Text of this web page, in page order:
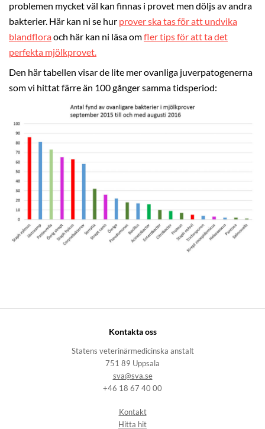
problemen mycket väl kan finnas i provet men döljs av andra
bakterier. Här kan ni se hur prover ska tas för att undvika
blandfloraoch här kan ni läsa omfler tips för att ta det
perfekta mjölkprovet.
Den här tabellen visar de lite mer ovanliga juverpatogenerna
som vi hittat färre än 100 gånger samma tidsperiod:
Kontakta oss
Statens veterinärmedicinska anstalt
751 89 Uppsala
sva@sva.se
+46 18 67 40 00
Kontakt
Hitta hit